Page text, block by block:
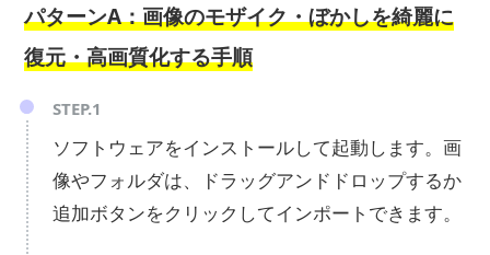
パターンA：画像のモザイク・ぼかしを綺麗に
復元・高画質化する手順
STEP.1
ソフトウェアをインストールして起動します。画
像やフォルダは、ドラッグアンドドロップするか
追加ボタンをクリックしてインポートできます。